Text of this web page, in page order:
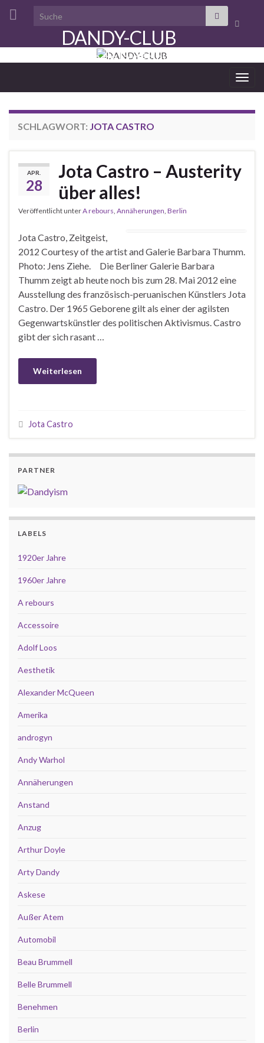
Search for:
DANDY-CLUB
aristocratie de la désinvolture
SCHLAGWORT: JOTA CASTRO
APR.
28
Jota Castro – Austerity
über alles!
Veröffentlicht unterA rebours Annäherungen Berlin
Jota Castro, Zeitgeist,
2012 Courtesy of the artist and Galerie Barbara Thumm.
Photo: Jens Ziehe. Die Berliner Galerie Barbara
Thumm zeigt ab heute noch bis zum 28. Mai 2012 eine
Ausstellung des französisch-peruanischen Künstlers Jota
Castro. Der 1965 Geborene gilt als einer der agilsten
Gegenwartskünstler des politischen Aktivismus. Castro
gibt der sich rasant …
Weiterlesen
Jota Castro
PARTNER
LABELS
1920er Jahre
1960er Jahre
A rebours
Accessoire
Adolf Loos
Aesthetik
Alexander McQueen
Amerika
androgyn
Andy Warhol
Annäherungen
Anstand
Anzug
Arthur Doyle
Arty Dandy
Askese
Außer Atem
Automobil
Beau Brummell
Belle Brummell
Benehmen
Berlin